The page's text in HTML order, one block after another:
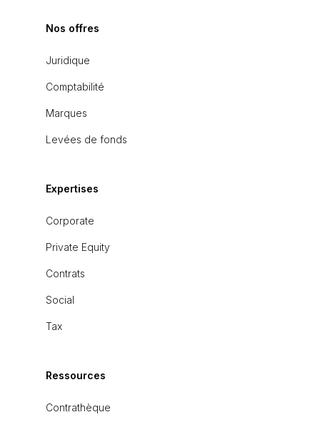
Nos offres
Juridique
Comptabilité
Marques
Levées de fonds
Expertises
Corporate
Private Equity
Contrats
Social
Tax
Ressources
Contrathèque